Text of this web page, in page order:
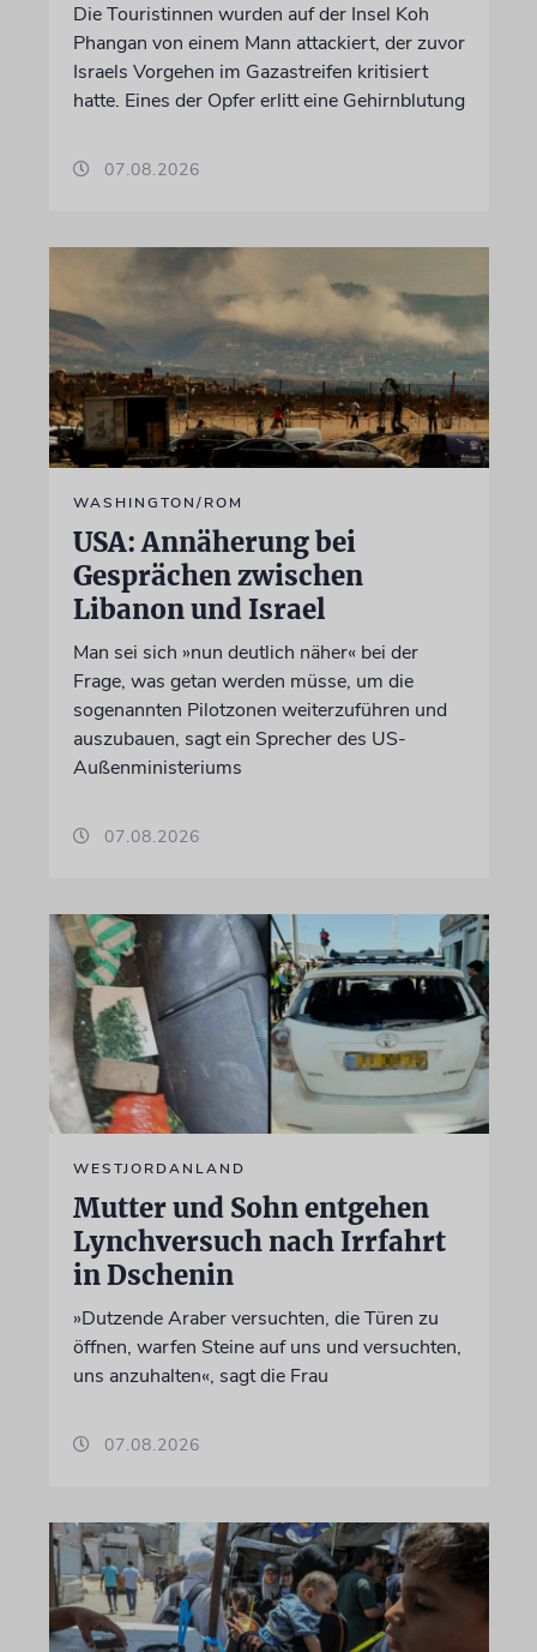
Die Touristinnen wurden auf der Insel Koh
Phangan von einem Mann attackiert, der zuvor
Israels Vorgehen im Gazastreifen kritisiert
hatte. Eines der Opfer erlitt eine Gehirnblutung
07.08.2026
WASHINGTON/ROM
USA: Annäherung bei
Gesprächen zwischen
Libanon und Israel
Man sei sich »nun deutlich näher« bei der
Frage, was getan werden müsse, um die
sogenannten Pilotzonen weiterzuführen und
auszubauen, sagt ein Sprecher des US-
Außenministeriums
07.08.2026
WESTJORDANLAND
Mutter und Sohn entgehen
Lynchversuch nach Irrfahrt
in Dschenin
»Dutzende Araber versuchten, die Türen zu
öffnen, warfen Steine auf uns und versuchten,
uns anzuhalten«, sagt die Frau
07.08.2026